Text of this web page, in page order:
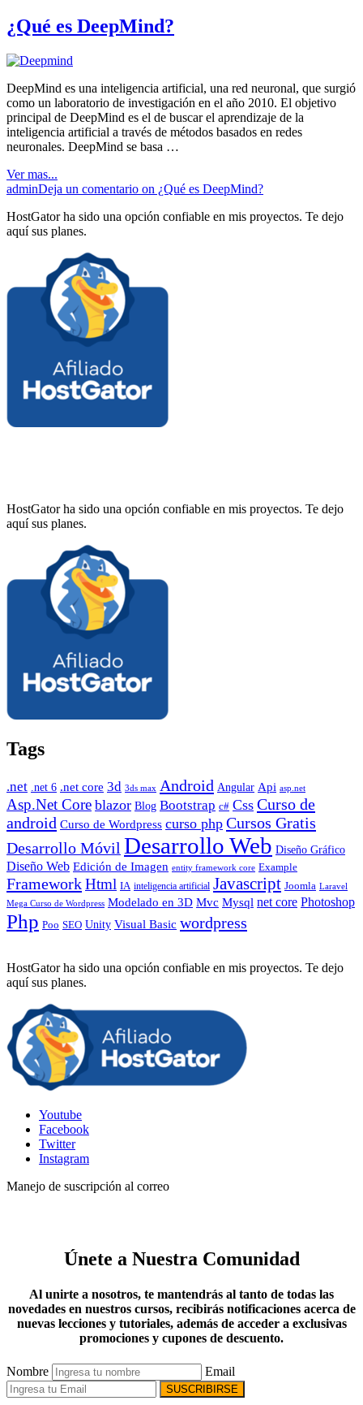
¿Qué es DeepMind?
DeepMind es una inteligencia artificial, una red neuronal, que surgió
como un laboratorio de investigación en el año 2010. El objetivo
principal de DeepMind es el de buscar el aprendizaje de la
inteligencia artificial a través de métodos basados en redes
neuronales. DeepMind se basa …
Ver mas...
adminDeja un comentario on ¿Qué es DeepMind?
HostGator ha sido una opción confiable en mis proyectos. Te dejo
aquí sus planes.
HostGator ha sido una opción confiable en mis proyectos. Te dejo
aquí sus planes.
Tags
.net .net 6 .net core 3d 3ds max Android Angular Api asp.net
Asp.Net Core blazor Blog Bootstrap c# Css Curso de
android Curso de Wordpress curso php Cursos Gratis
Desarrollo Móvil Desarrollo Web Diseño Gráfico
Diseño Web Edición de Imagen entity framework core Example
FrameworkHtml IA inteligencia artificial Javascript Joomla Laravel
Mega Curso de Wordpress Modelado en 3D Mvc Mysql net core Photoshop
Php Poo SEO Unity Visual Basic wordpress
HostGator ha sido una opción confiable en mis proyectos. Te dejo
aquí sus planes.
Youtube
Facebook
Twitter
Instagram
Manejo de suscripción al correo
Únete a Nuestra Comunidad
Al unirte a nosotros, te mantendrás al tanto de todas las
novedades en nuestros cursos, recibirás notificaciones acerca de
nuevas lecciones y tutoriales, además de acceder a exclusivas
promociones y cupones de descuento.
Nombre Email
SUSCRIBIRSE